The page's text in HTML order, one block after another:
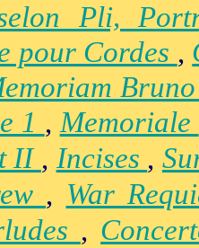
Pli,
pour Cordes ,
1 ,Memoriale
II , Incises ,
, War
,